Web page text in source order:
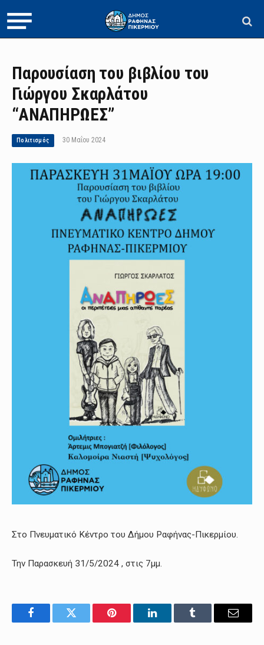
Παρουσίαση του βιβλίου του
Γιώργου Σκαρλάτου
“ΑΝΑΠΗΡΩΕΣ”
Πολιτισμός 30 Μαΐου 2024
Στο Πνευματικό Κέντρο του Δήμου Ραφήνας-Πικερμίου.
Την Παρασκευή 31/5/2024 , στις 7μμ.
FacebookTwitter Pinterest LinkedInTumblr Email